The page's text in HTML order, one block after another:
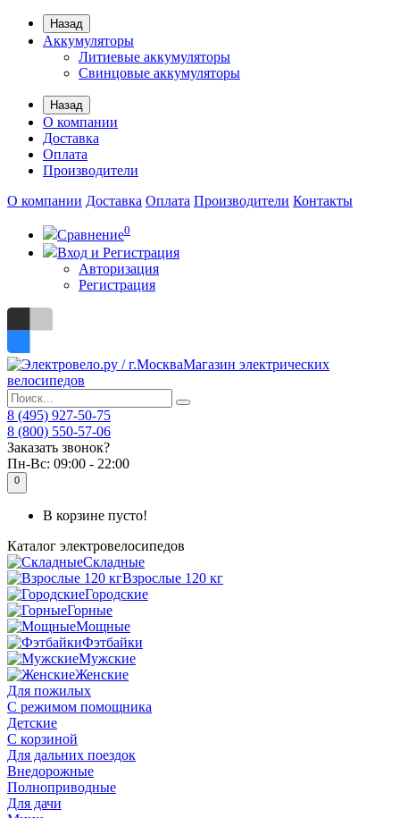
Назад
Аккумуляторы
Литиевые аккумуляторы
Свинцовые аккумуляторы
Назад
О компании
Доставка
Оплата
Производители
О компании Доставка Оплата Производители Контакты
Сравнение0
Вход и Регистрация
Авторизация
Регистрация
Магазин электрических
велосипедов
8 (495) 927-50-75
8 (800) 550-57-06
Заказать звонок?
Пн-Вс: 09:00 - 22:00
0
В корзине пусто!
Каталог электровелосипедов
Складные
Взрослые 120 кг
Городские
Горные
Мощные
Фэтбайки
Мужские
Женские
Для пожилых
С режимом помощника
Детские
С корзиной
Для дальних поездок
Внедорожные
Полноприводные
Для дачи